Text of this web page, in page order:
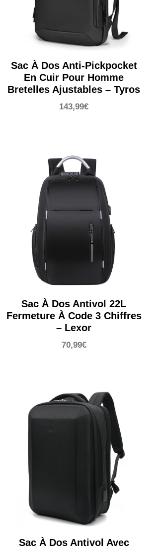
Sac À Dos Anti-Pickpocket
En Cuir Pour Homme
Bretelles Ajustables – Tyros
143,99€
Sac À Dos Antivol 22L
Fermeture À Code 3 Chiffres
– Lexor
70,99€
Sac À Dos Antivol Avec